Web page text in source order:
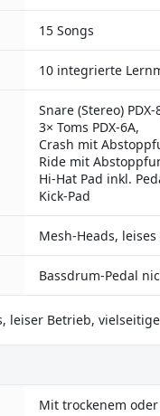
15 Songs
10 integrierte
Snare (Stereo) PDX-
3× Toms PDX-6A,
Crash mit
Ride mit
Hi-Hat Pad inkl.
Kick-Pad
Mesh-Heads,
Bassdrum-Pedal
leiser Betrieb,
Mit trockenem